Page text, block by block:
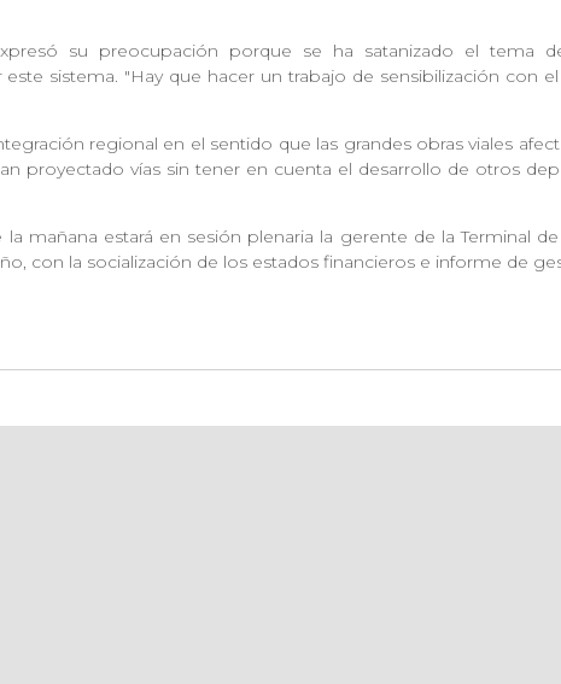
su preocupación porque se ha satanizado el tema
sistema. "Hay que hacer un trabajo de sensibilización con
regional en el sentido que las grandes obras viales
proyectado vías sin tener en cuenta el desarrollo de otros
mañana estará en sesión plenaria la gerente de la Terminal
con la socialización de los estados financieros e informe de